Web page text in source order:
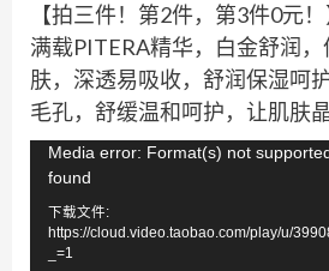
【拍三件！第2件，第3件0元
满载PITERA精华，白金舒润
肤，深透易吸收，舒润保湿呵
毛孔，舒缓温和呵护，让肌肤
视
频
Media error: Format(s) not
found
下载文件:
https://cloud.video.taobao.com/play/u/
_=1